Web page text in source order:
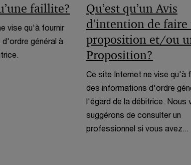
l
e
f
ê
t
r
e
faillite?
vise qu'à fournir
général à
Qu’est qu’un Avis
d’intention de faire
proposition et/ou
Proposition?
Ce site Internet ne vise qu'à
des informations d'ordre
l'égard de la débitrice. Nous
suggérons de consulter un
professionnel si vous avez...